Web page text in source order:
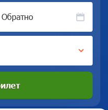
Обратно